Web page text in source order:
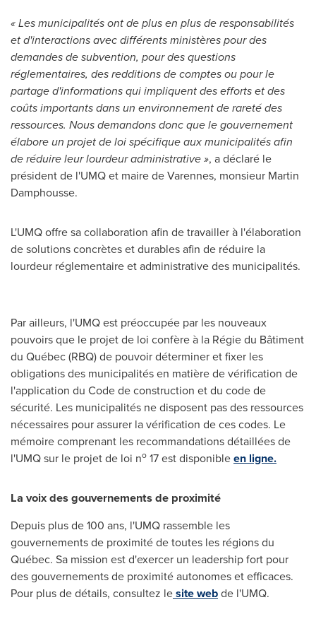
« Les municipalités ont de plus en plus de responsabilités
et d'interactions avec différents ministères pour des
demandes de subvention, pour des questions
réglementaires, des redditions de comptes ou pour le
partage d'informations qui impliquent des efforts et des
coûts importants dans un environnement de rareté des
ressources. Nous demandons donc que le gouvernement
élabore un projet de loi spécifique aux municipalités afin
de réduire leur lourdeur administrative », a déclaré le
président de l'UMQ et maire deVarennes, monsieur Martin
Damphousse.
L'UMQ offre sa collaboration afin de travailler à l'élaboration
de solutions concrètes et durables afin de réduire la
lourdeur réglementaire et administrative des municipalités.
Par ailleurs, l'UMQ est préoccupée par les nouveaux
pouvoirs que le projet de loi confère à la Régie du Bâtiment
du Québec (RBQ) de pouvoir déterminer et fixer les
obligations des municipalités en matière de vérification de
l'application du Code de construction et du code de
sécurité. Les municipalités ne disposent pas des ressources
nécessaires pour assurer la vérification de ces codes. Le
mémoire comprenant les recommandations détaillées de
l'UMQ sur le projet de loi no 17 est disponibleen ligne.
La voix des gouvernements de proximité
Depuis plus de 100 ans, l'UMQ rassemble les
gouvernements de proximité de toutes les régions du
Québec. Sa mission est d'exercer un leadership fort pour
des gouvernements de proximité autonomes et efficaces.
Pour plus de détails, consultez lesite webde l'UMQ.